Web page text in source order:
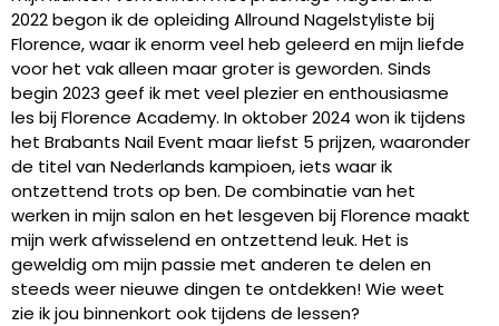
2022 begon ik de opleiding Allround Nagelstyliste bij
Florence, waar ik enorm veel heb geleerd en mijn liefde
voor het vak alleen maar groter is geworden. Sinds
begin 2023 geef ik met veel plezier en enthousiasme
les bij Florence Academy. In oktober 2024 won ik tijdens
het Brabants Nail Event maar liefst 5 prijzen, waaronder
de titel van Nederlands kampioen, iets waar ik
ontzettend trots op ben. De combinatie van het
werken in mijn salon en het lesgeven bij Florence maakt
mijn werk afwisselend en ontzettend leuk. Het is
geweldig om mijn passie met anderen te delen en
steeds weer nieuwe dingen te ontdekken! Wie weet
zie ik jou binnenkort ook tijdens de lessen?